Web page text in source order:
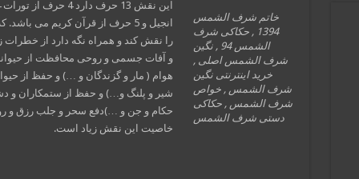
خاتم شرف الشمس
1394 , حکاکی شرف
الشمس 94 , نگین
شرف الشمس اصلی ,
خرید اینترنتی نگین
شرف الشمس , خواص
شرف الشمس , حکاکی
دستی شرف الشمس
انجیل و 5 حرف از قرآن کریم می
را نقش کند و همراه نگه دارد از
و آفات جسمی و روحی محافظت از
هوام ( مار و گزندگان و …) و حفظ از
شیر و پلنگ و…) و حفظ از ستمکاران و
حکام و جن و …)دفع سحر و جلب رزق و
خاصیت این نقش زیاد است.